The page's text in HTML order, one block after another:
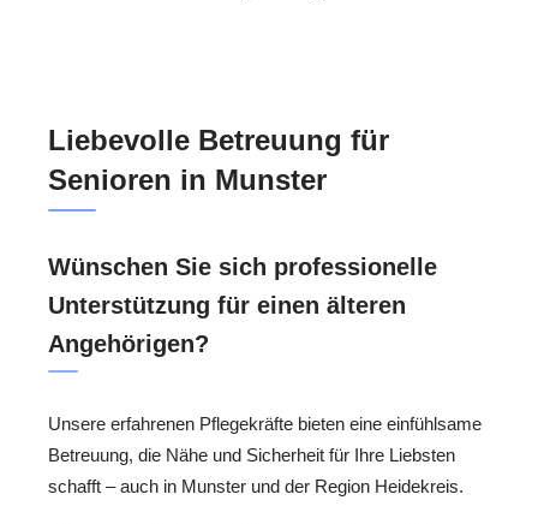
Liebevolle Betreuung für
Senioren in Munster
Wünschen Sie sich professionelle
Unterstützung für einen älteren
Angehörigen?
Unsere erfahrenen Pflegekräfte bieten eine einfühlsame
Betreuung, die Nähe und Sicherheit für Ihre Liebsten
schafft – auch in Munster und der Region Heidekreis.